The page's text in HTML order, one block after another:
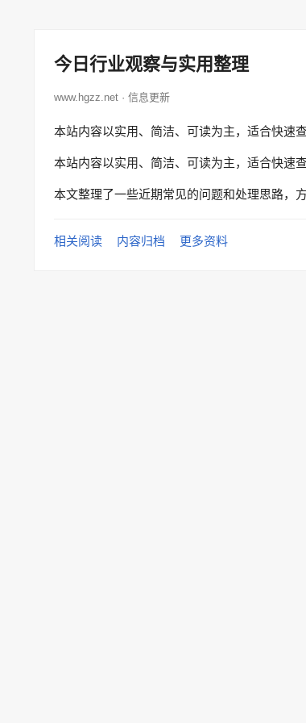
今日行业观察与实用整理
www.hgzz.net · 信息更新
本站内容以实用、简洁、可读为主，适合快速查
本站内容以实用、简洁、可读为主，适合快速查
本文整理了一些近期常见的问题和处理思路，
相关阅读 内容归档 更多资料